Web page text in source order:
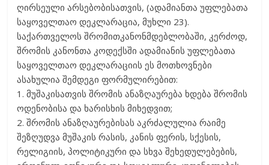
ღირსეული არსებობისათვის, (ადამიანთა უფლებათა
საყოველთაო დეკლარაცია, მუხლი 23).
საქართველოს შრომითკანონმდებლობაში, კერძოდ,
შრომის კანონთა კოდექსში ადამიანის უფლებათა
საყოველთაო დეკლარაციის ეს მოთხოვნები
ასახულია შემდეგი ფორმულირებით:
1. მუშაკისათვის შრომის ანაზღაურება ხდება შრომის
ოდენობისა და ხარისხის მიხედვით;
2. შრომის ანაზღაურებისას აკრძალულია რაიმე
შეზღუდვა მუშაკის რასის, კანის ფერის, სქესის,
რელიგიის, პოლიტიკური და სხვა შეხედულებების,